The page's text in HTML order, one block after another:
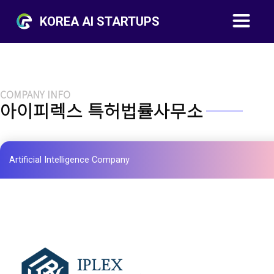
KOREA AI STARTUPS
COMPANY INFO
아이피렉스 특허법률사무소
Artificial Intelligence Company